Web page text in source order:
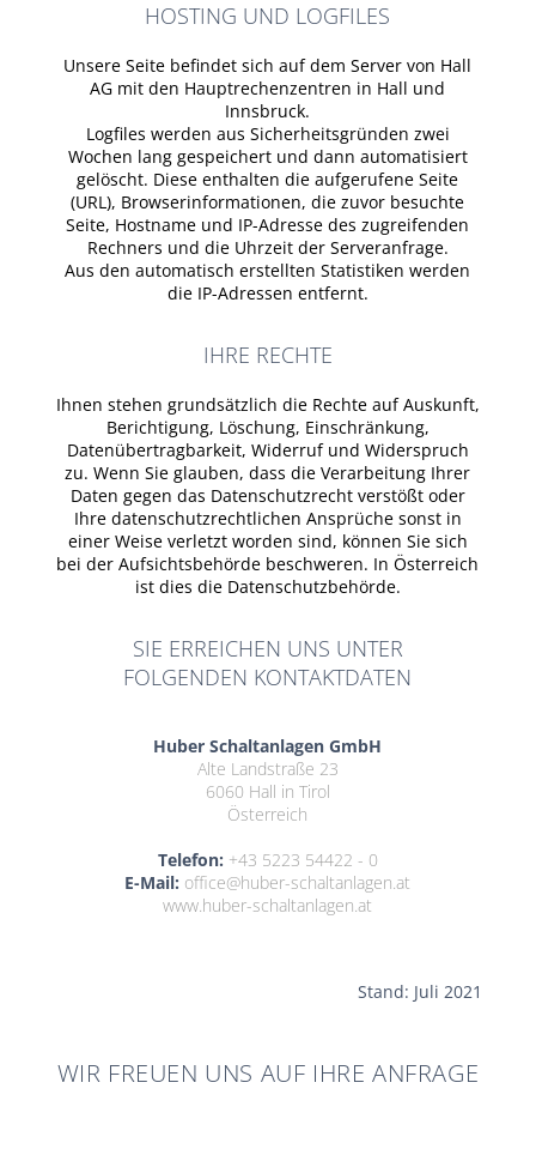
HOSTING UND LOGFILES
Unsere Seite befindet sich auf dem Server von Hall
AG mit den Hauptrechenzentren in Hall und
Innsbruck.
Logfiles werden aus Sicherheitsgründen zwei
Wochen lang gespeichert und dann automatisiert
gelöscht. Diese enthalten die aufgerufene Seite
(URL), Browserinformationen, die zuvor besuchte
Seite, Hostname und IP-Adresse des zugreifenden
Rechners und die Uhrzeit der Serveranfrage.
Aus den automatisch erstellten Statistiken werden
die IP-Adressen entfernt.
IHRE RECHTE
Ihnen stehen grundsätzlich die Rechte auf Auskunft,
Berichtigung, Löschung, Einschränkung,
Datenübertragbarkeit, Widerruf und Widerspruch
zu. Wenn Sie glauben, dass die Verarbeitung Ihrer
Daten gegen das Datenschutzrecht verstößt oder
Ihre datenschutzrechtlichen Ansprüche sonst in
einer Weise verletzt worden sind, können Sie sich
bei der Aufsichtsbehörde beschweren. In Österreich
ist dies die Datenschutzbehörde.
SIE ERREICHEN UNS UNTER
FOLGENDEN KONTAKTDATEN
Huber Schaltanlagen GmbH
Alte Landstraße 23
6060 Hall in Tirol
Österreich
Telefon: +43 5223 54422 - 0
E-Mail: office@huber-schaltanlagen.at
www.huber-schaltanlagen.at
Stand: Juli 2021
WIR FREUEN UNS AUF IHRE ANFRAGE